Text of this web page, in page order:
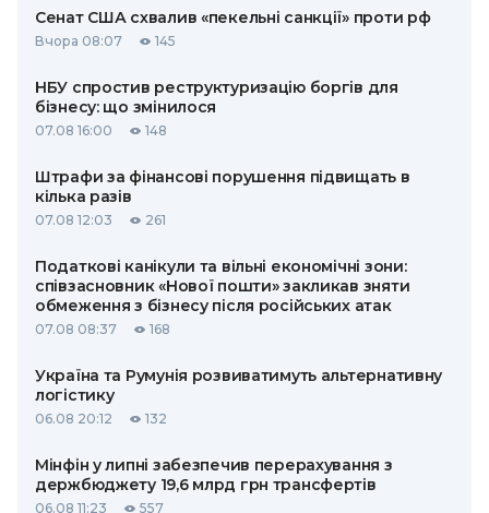
Сенат США схвалив «пекельні санкції» проти рф
Вчора 08:07 145
НБУ спростив реструктуризацію боргів для
бізнесу: що змінилося
07.08 16:00 148
Штрафи за фінансові порушення підвищать в
кілька разів
07.08 12:03 261
Податкові канікули та вільні економічні зони:
співзасновник «Нової пошти» закликав зняти
обмеження з бізнесу після російських атак
07.08 08:37 168
Україна та Румунія розвиватимуть альтернативну
логістику
06.08 20:12 132
Мінфін у липні забезпечив перерахування з
держбюджету 19,6 млрд грн трансфертів
06.08 11:23 557